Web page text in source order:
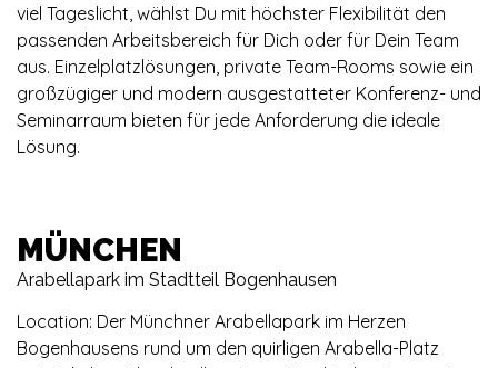
viel Tageslicht, wählst Du mit höchster Flexibilität den
passenden Arbeitsbereich für Dich oder für Dein Team
aus. Einzelplatzlösungen, private Team-Rooms sowie ein
großzügiger und modern ausgestatteter Konferenz- und
Seminarraum bieten für jede Anforderung die ideale
Lösung.
MÜNCHEN
Arabellapark im Stadtteil Bogenhausen
Location: Der Münchner Arabellapark im Herzen
Bogenhausens rund um den quirligen Arabella-Platz